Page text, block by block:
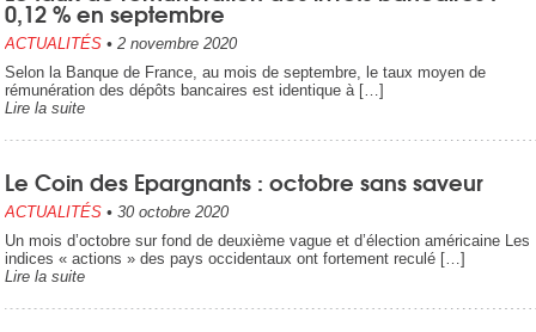
0,12 % en septembre
ACTUALITÉS • 2 novembre 2020
Selon la Banque de France, au mois de septembre, le taux moyen de
rémunération des dépôts bancaires est identique à […]
Lire la suite
Le Coin des Epargnants : octobre sans saveur
ACTUALITÉS • 30 octobre 2020
Un mois d’octobre sur fond de deuxième vague et d’élection américaine Les
indices « actions » des pays occidentaux ont fortement reculé […]
Lire la suite